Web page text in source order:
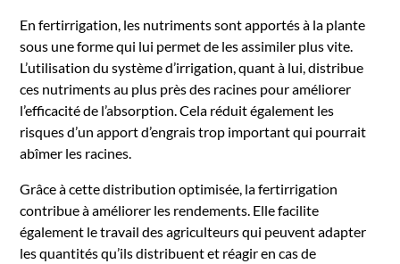
En fertirrigation, les nutriments sont apportés à la plante
sous une forme qui lui permet de les assimiler plus vite.
L’utilisation du système d’irrigation, quant à lui, distribue
ces nutriments au plus près des racines pour améliorer
l’efficacité de l’absorption. Cela réduit également les
risques d’un apport d’engrais trop important qui pourrait
abîmer les racines.
Grâce à cette distribution optimisée, la fertirrigation
contribue à améliorer les rendements. Elle facilite
également le travail des agriculteurs qui peuvent adapter
les quantités qu’ils distribuent et réagir en cas de